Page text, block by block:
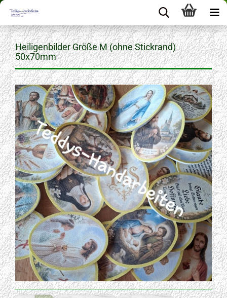
Heiligenbilder Größe M (ohne Stickrand)
50x70mm